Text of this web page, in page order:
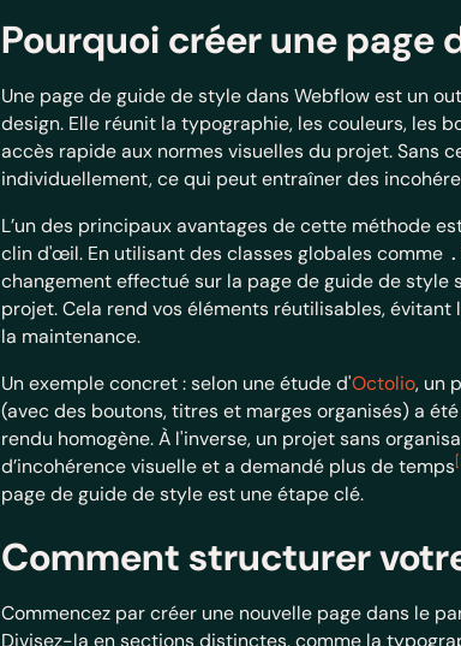
Pourquoi créer une page
Une page de guide de style dans Webflow est un
design. Elle réunit la typographie, les couleurs, les
accès rapide aux normes visuelles du projet. Sans
individuellement, ce qui peut entraîner des
L’un des principaux avantages de cette méthode
clin d'œil. En utilisant des classes globales comme
changement effectué sur la page de guide de style
projet. Cela rend vos éléments réutilisables,
la maintenance.
Un exemple concret : selon une étude d'Octolio, un
(avec des boutons, titres et marges organisés) a
rendu homogène. À l'inverse, un projet sans
d’incohérence visuelle et a demandé plus de temps
page de guide de style est une étape clé.
Comment structurer
Commencez par créer une nouvelle page dans le
Divisez-la en sections distinctes, comme la